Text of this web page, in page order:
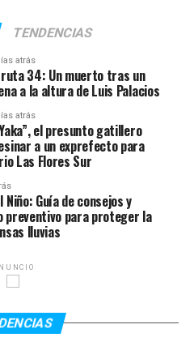
alimentos.
alojamiento en Townsville
mientras permanezcan en
gestiones
pasado por la noche,
trasladaba a más de 30
vehículo y terminó
australiano. Las
la escena como
que hubo varios heridos
con vida a un centro
falleció poco después
sufridas. Su amiga
bajo observación médica y
TENDENCIAS
atrás
34: Un muerto tras un
a la altura de Luis Palacios
atrás
el presunto gatillero
a un exprefecto para
Las Flores Sur
Niño: Guía de consejos y
preventivo para proteger la
lluvias